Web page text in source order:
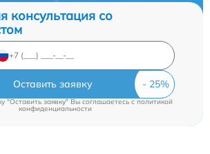
консультация со
Оставить заявку
"Оставить заявку" Вы соглашаетесь cполитикой
конфиденциальности